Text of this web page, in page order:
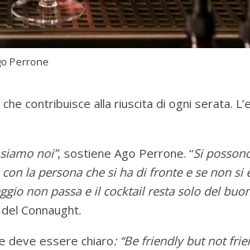
Perrone
contribuisce alla riuscita di ogni serata.
noi”, sostiene Ago Perrone. “Si
la persona che si ha di fronte e se non si
non passa e il cocktail resta solo del
Connaught.
deve essere chiaro: “Be friendly but not